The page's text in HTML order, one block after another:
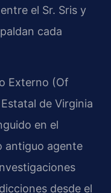
el Sr. Sris y
cada
Externo (Of
de Virginia
en el
antiguo agente
desde el